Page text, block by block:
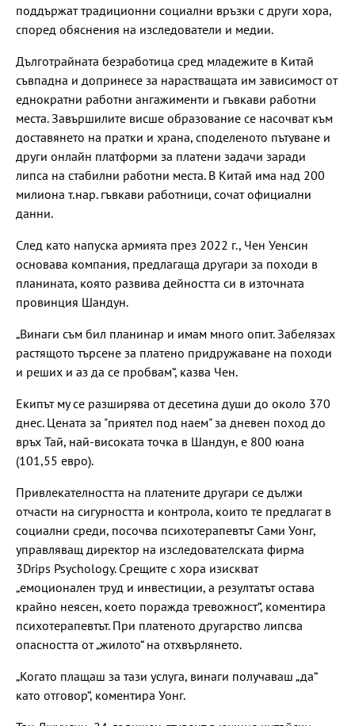
поддържат традиционни социални връзки с други хора,
според обяснения на изследователи и медии.
Дълготрайната безработица сред младежите в Китай
съвпадна и допринесе за нарастващата им зависимост от
еднократни работни ангажименти и гъвкави работни
места. Завършилите висше образование се насочват към
доставянето на пратки и храна, споделеното пътуване и
други онлайн платформи за платени задачи заради
липса на стабилни работни места. В Китай има над 200
милиона т.нар. гъвкави работници, сочат официални
данни.
След като напуска армията през 2022 г., Чен Уенсин
основава компания, предлагаща другари за походи в
планината, която развива дейността си в източната
провинция Шандун.
„Винаги съм бил планинар и имам много опит. Забелязах
растящото търсене за платено придружаване на походи
и реших и аз да се пробвам“, казва Чен.
Екипът му се разширява от десетина души до около 370
днес. Цената за "приятел под наем" за дневен поход до
връх Тай, най-високата точка в Шандун, е 800 юана
(101,55 евро).
Привлекателността на платените другари се дължи
отчасти на сигурността и контрола, които те предлагат в
социални среди, посочва психотерапевтът Сами Уонг,
управляващ директор на изследователската фирма
3Drips Psychology. Срещите с хора изискват
„емоционален труд и инвестиции, а резултатът остава
крайно неясен, което поражда тревожност“, коментира
психотерапевтът. При платеното другарство липсва
опасността от „жилото“ на отхвърлянето.
„Когато плащаш за тази услуга, винаги получаваш „да“
като отговор“, коментира Уонг.